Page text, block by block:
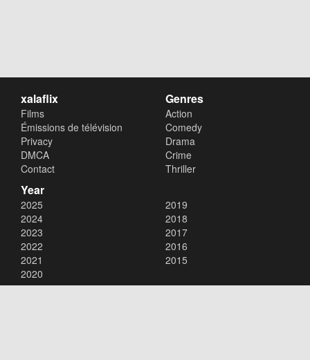
xalaflix
Films
Émissions de télévision
Privacy
DMCA
Contact
Genres
Action
Comedy
Drama
Crime
Thriller
Year
2025
2024
2023
2022
2021
2020
2019
2018
2017
2016
2015